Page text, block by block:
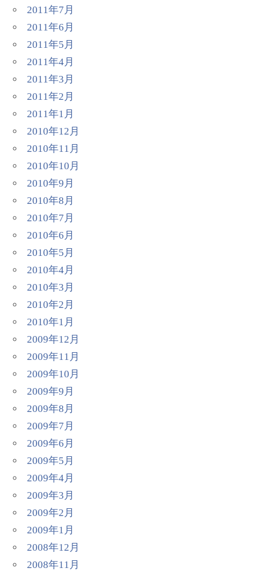
2011年7月
2011年6月
2011年5月
2011年4月
2011年3月
2011年2月
2011年1月
2010年12月
2010年11月
2010年10月
2010年9月
2010年8月
2010年7月
2010年6月
2010年5月
2010年4月
2010年3月
2010年2月
2010年1月
2009年12月
2009年11月
2009年10月
2009年9月
2009年8月
2009年7月
2009年6月
2009年5月
2009年4月
2009年3月
2009年2月
2009年1月
2008年12月
2008年11月